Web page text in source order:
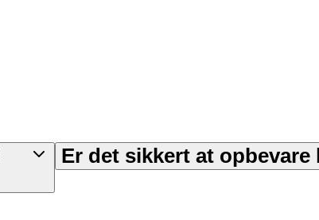
Er det sikkert at opbevare